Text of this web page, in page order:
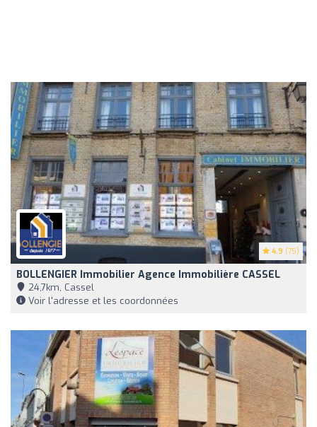
4.9 (75)
BOLLENGIER Immobilier Agence Immobilière CASSEL
24,7km, Cassel
Voir l'adresse et les coordonnées